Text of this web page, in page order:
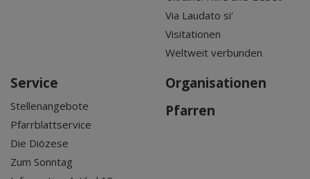
Via Laudato si'
Visitationen
Weltweit verbunden
Service
Stellenangebote
Pfarrblattservice
Die Diözese
Zum Sonntag
Organisationen
Pfarren